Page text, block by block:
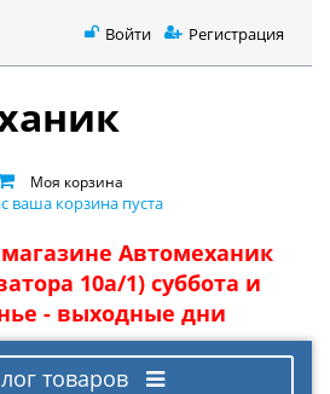
Войти Регистрация
Моя корзина
ваша корзина пуста
магазине Автомеханик
10а/1) суббота и
- выходные дни
товаров